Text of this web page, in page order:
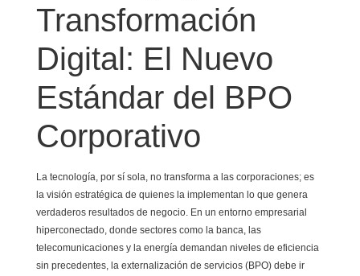
Transformación
Digital: El Nuevo
Estándar del BPO
Corporativo
La tecnología, por sí sola, no transforma a las corporaciones; es
la visión estratégica de quienes la implementan lo que genera
verdaderos resultados de negocio. En un entorno empresarial
hiperconectado, donde sectores como la banca, las
telecomunicaciones y la energía demandan niveles de eficiencia
sin precedentes, la externalización de servicios (BPO) debe ir